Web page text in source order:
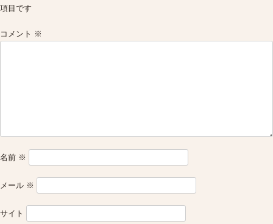
項目です
コメント ※
名前 ※
メール ※
サイト